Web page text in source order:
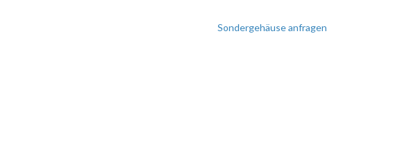
Sondergehäuse anfragen